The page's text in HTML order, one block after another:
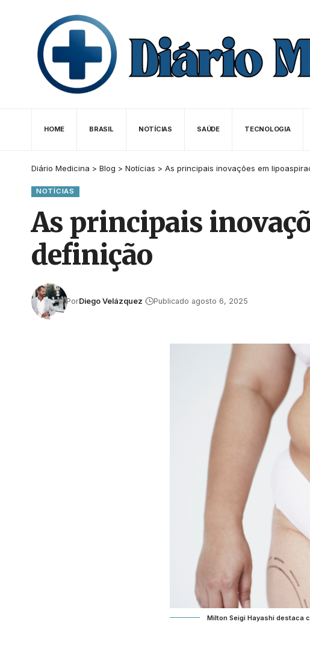
HOME BRASIL NOTÍCIAS SAÚDE TECNOLOGIA
Diário Medicina > Blog > Notícias > As principais inovações em
NOTÍCIAS
As principais
definição
PorDiego Velázquez Publicado agosto 6, 2025
Milton Seigi Hayashi destaca